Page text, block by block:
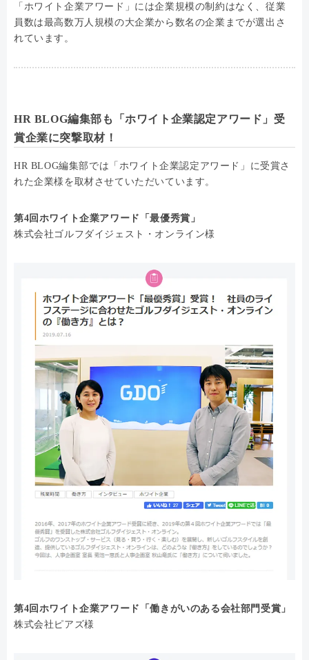
「ホワイト企業アワード」には企業規模の制約はなく、従業
員数は最高数万人規模の大企業から数名の企業までが選出さ
れています。
HR BLOG編集部も「ホワイト企業認定アワード」受
賞企業に突撃取材！
HR BLOG編集部では「ホワイト企業認定アワード」に受賞さ
れた企業様を取材させていただいています。
第4回ホワイト企業アワード「最優秀賞」
株式会社ゴルフダイジェスト・オンライン様
第4回ホワイト企業アワード「働きがいのある会社部門受賞」
株式会社ピアズ様